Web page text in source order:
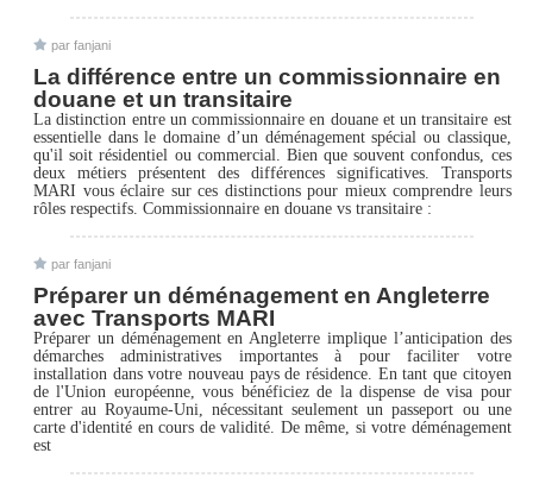
par fanjani
La différence entre un commissionnaire en
douane et un transitaire
La distinction entre un commissionnaire en douane et un transitaire est
essentielle dans le domaine d’un déménagement spécial ou classique,
qu'il soit résidentiel ou commercial. Bien que souvent confondus, ces
deux métiers présentent des différences significatives. Transports
MARI vous éclaire sur ces distinctions pour mieux comprendre leurs
rôles respectifs. Commissionnaire en douane vs transitaire :
par fanjani
Préparer un déménagement en Angleterre
avec Transports MARI
Préparer un déménagement en Angleterre implique l’anticipation des
démarches administratives importantes à pour faciliter votre
installation dans votre nouveau pays de résidence. En tant que citoyen
de l'Union européenne, vous bénéficiez de la dispense de visa pour
entrer au Royaume-Uni, nécessitant seulement un passeport ou une
carte d'identité en cours de validité. De même, si votre déménagement
est